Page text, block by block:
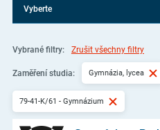
Vyberte
Vybrané filtry: Zrušit všechny filtry
Zaměření studia: Gymnázia, lycea
79-41-K/61 - Gymnázium